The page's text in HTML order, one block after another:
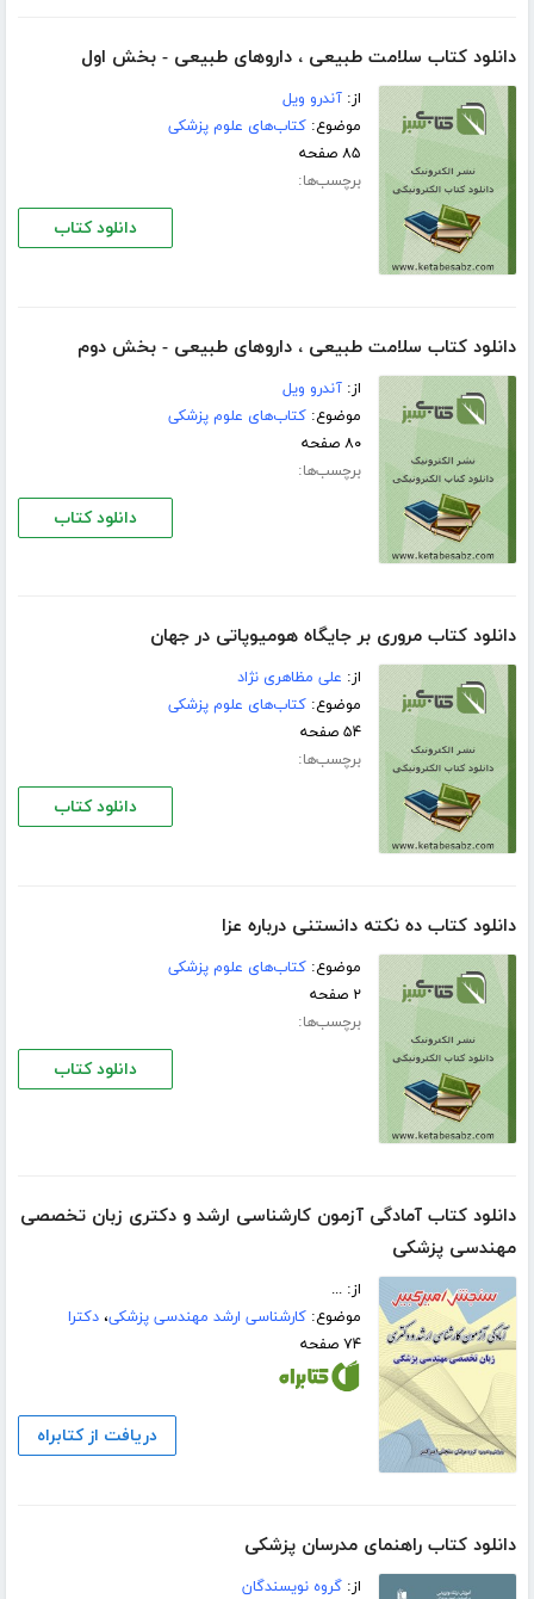
دانلود کتاب سلامت طبیعی ، داروهای طبیعی - بخش اول
از:آندرو ویل
موضوع:کتاب‌های علوم پزشکی
۸۵ صفحه
برچسب‌ها:
دانلود کتاب
دانلود کتاب سلامت طبیعی ، داروهای طبیعی - بخش دوم
از:آندرو ویل
موضوع:کتاب‌های علوم پزشکی
۸۰ صفحه
برچسب‌ها:
دانلود کتاب
دانلود کتاب مروری بر جایگاه هومیوپاتی در جهان
از: علی مظاهری نژاد
موضوع:کتاب‌های علوم پزشکی
۵۴ صفحه
برچسب‌ها:
دانلود کتاب
دانلود کتاب ده نکته دانستنی درباره عزا
موضوع:کتاب‌های علوم پزشکی
۲ صفحه
برچسب‌ها:
دانلود کتاب
دانلود کتاب آمادگی آزمون کارشناسی ارشد و دکتری زبان تخصصی
مهندسی پزشکی
از: ...
موضوع:کارشناسی ارشد مهندسی پزشکی،دکترا
۷۴ صفحه
دریافت از کتابراه
دانلود کتاب راهنمای مدرسان پزشکی
از:گروه نویسندگان